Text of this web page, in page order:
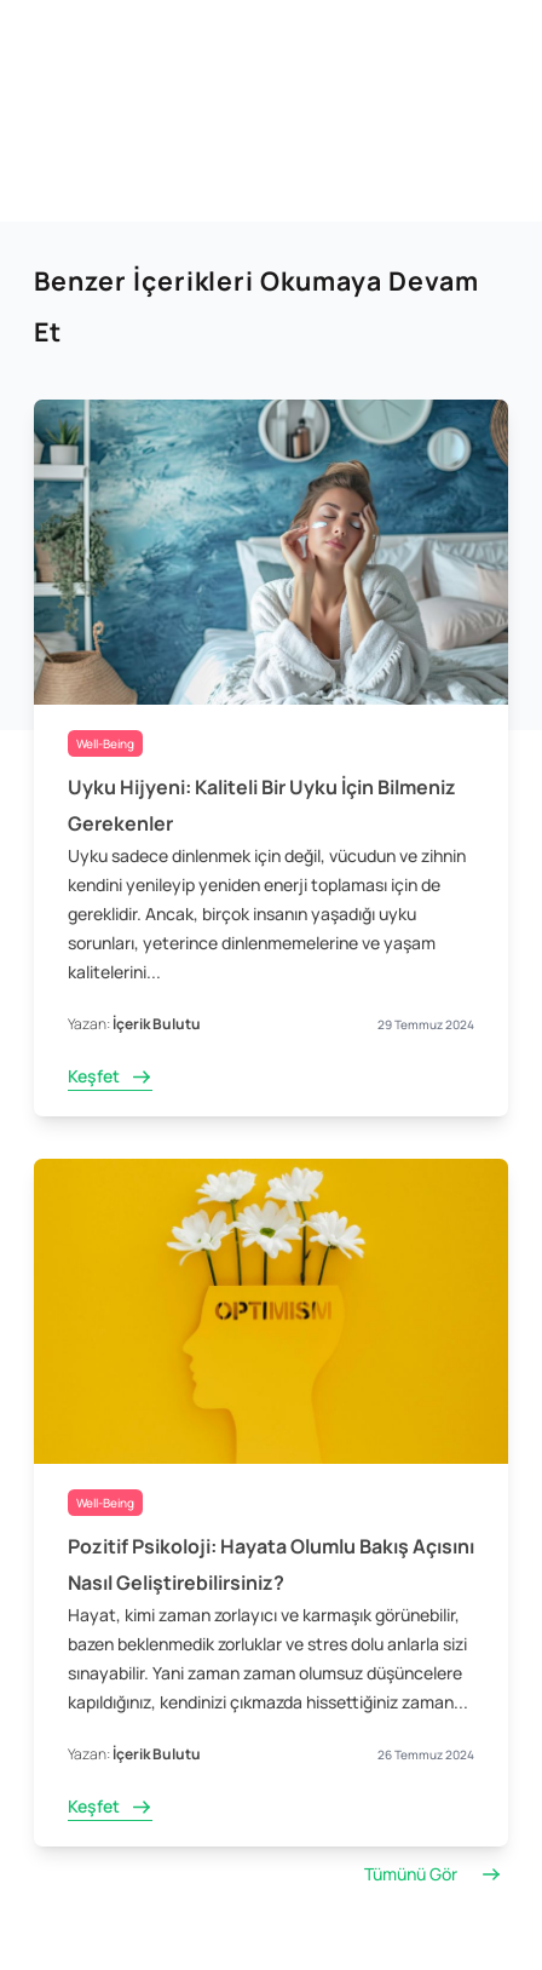
Benzer İçerikleri Okumaya Devam
Et
Well-Being
Uyku Hijyeni: Kaliteli Bir Uyku İçin Bilmeniz
Gerekenler
Uyku sadece dinlenmek için değil, vücudun ve zihnin
kendini yenileyip yeniden enerji toplaması için de
gereklidir. Ancak, birçok insanın yaşadığı uyku
sorunları, yeterince dinlenmemelerine ve yaşam
kalitelerini...
Yazan:İçerik Bulutu 29 Temmuz 2024
Keşfet
Well-Being
Pozitif Psikoloji: Hayata Olumlu Bakış Açısını
Nasıl Geliştirebilirsiniz?
Hayat, kimi zaman zorlayıcı ve karmaşık görünebilir,
bazen beklenmedik zorluklar ve stres dolu anlarla sizi
sınayabilir. Yani zaman zaman olumsuz düşüncelere
kapıldığınız, kendinizi çıkmazda hissettiğiniz zaman...
Yazan:İçerik Bulutu 26 Temmuz 2024
Keşfet
Tümünü Gör